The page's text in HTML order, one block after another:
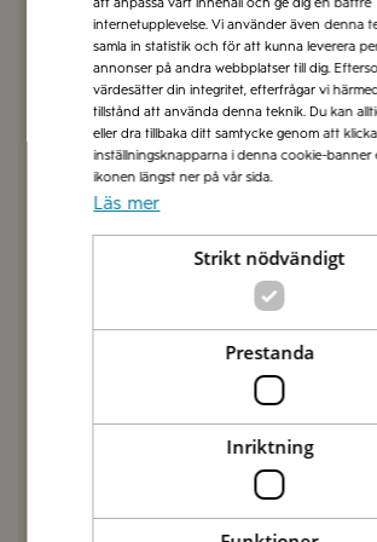
för den blir ganska torr. Tog i
smeten och det blev gott!
SVARA
pastan i 7 minuter efter att ha läst
här – då blev den perfekt! Tog även
pinjenötter (så stor som en normal
Fin smak, men blev för knaprig
sög upp all zucchinikräm lite väl
internetupplevelse. Vi använder även denna
samla in statistik och för att kunna leverera
annonser på andra webbplatser till dig.
värdesätter din integritet, efterfrågar vi
tillstånd att använda denna teknik. Du kan
eller dra tillbaka ditt samtycke genom att
inställningsknapparna i denna cookie-banner
ikonen längst ner på vår sida.
Läs mer
Strikt nödvändigt
Prestanda
Inriktning